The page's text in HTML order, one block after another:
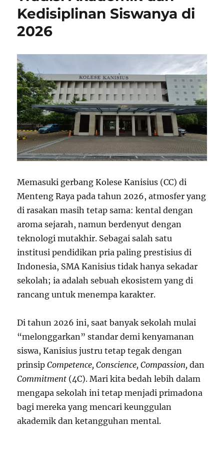
Kedisiplinan Siswanya di
2026
Memasuki gerbang Kolese Kanisius (CC) di
Menteng Raya pada tahun 2026, atmosfer yang
di rasakan masih tetap sama: kental dengan
aroma sejarah, namun berdenyut dengan
teknologi mutakhir. Sebagai salah satu
institusi pendidikan pria paling prestisius di
Indonesia, SMA Kanisius tidak hanya sekadar
sekolah; ia adalah sebuah ekosistem yang di
rancang untuk menempa karakter.
Di tahun 2026 ini, saat banyak sekolah mulai
“melonggarkan” standar demi kenyamanan
siswa, Kanisius justru tetap tegak dengan
prinsipCompetence, Conscience, Compassion, dan
Commitment (4C). Mari kita bedah lebih dalam
mengapa sekolah ini tetap menjadi primadona
bagi mereka yang mencari keunggulan
akademik dan ketangguhan mental.